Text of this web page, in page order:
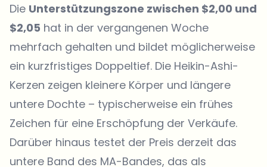
Die Unterstützungszone zwischen $2,00 und
$2,05 hat in der vergangenen Woche
mehrfach gehalten und bildet möglicherweise
ein kurzfristiges Doppeltief. Die Heikin-Ashi-
Kerzen zeigen kleinere Körper und längere
untere Dochte – typischerweise ein frühes
Zeichen für eine Erschöpfung der Verkäufe.
Darüber hinaus testet der Preis derzeit das
untere Band des MA-Bandes, das als